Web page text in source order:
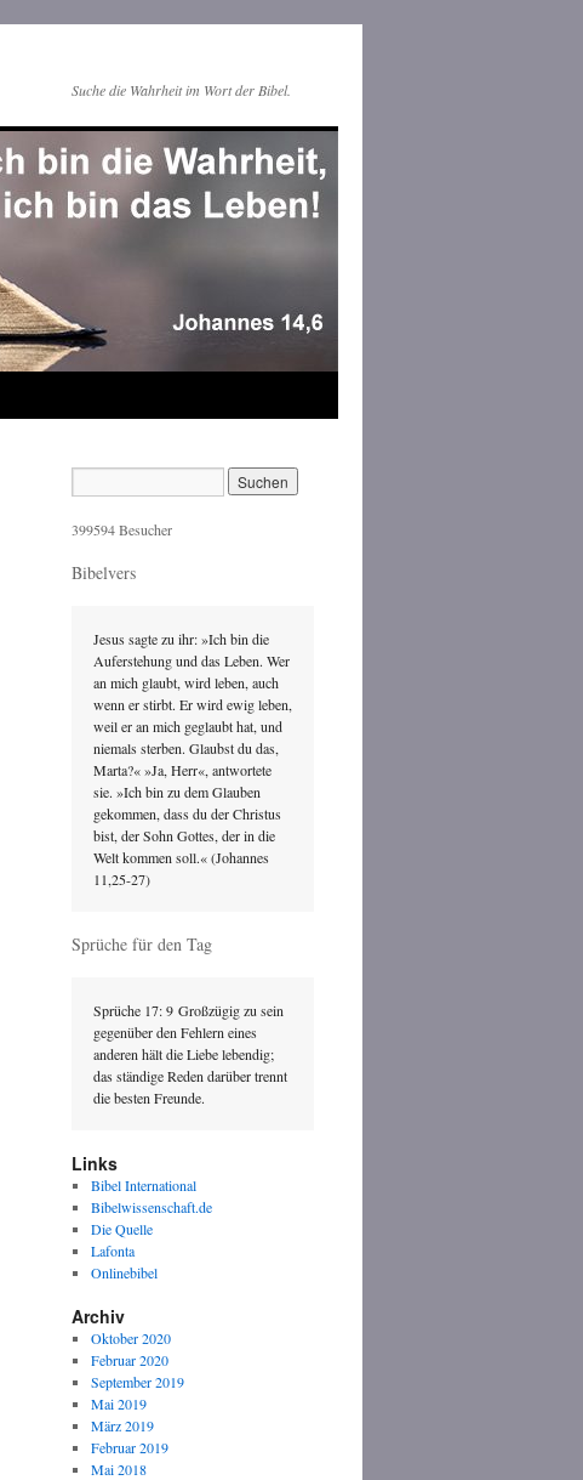
Suche die Wahrheit im Wort der Bibel.
399594Besucher
Bibelvers
Jesus sagte zu ihr: »Ich bin die
Auferstehung und das Leben. Wer
an mich glaubt, wird leben, auch
wenn er stirbt. Er wird ewig leben,
weil er an mich geglaubt hat, und
niemals sterben. Glaubst du das,
Marta?« »Ja, Herr«, antwortete
sie. »Ich bin zu dem Glauben
gekommen, dass du der Christus
bist, der Sohn Gottes, der in die
Welt kommen soll.« (Johannes
11,25-27)
Sprüche für den Tag
Sprüche 17: 9 Großzügig zu sein
gegenüber den Fehlern eines
anderen hält die Liebe lebendig;
das ständige Reden darüber trennt
die besten Freunde.
Links
Bibel International
Bibelwissenschaft.de
Die Quelle
Lafonta
Onlinebibel
Archiv
Oktober 2020
Februar 2020
September 2019
Mai 2019
März 2019
Februar 2019
Mai 2018